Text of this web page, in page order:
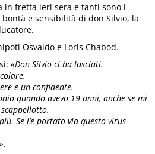
in fretta ieri sera e tanti sono i
e sensibilità di don Silvio, la
Osvaldo e Loris Chabod.
«Don Silvio ci ha lasciati.
e un confidente.
quando avevo 19 anni, anche se mi
Se l’è portato via questo virus